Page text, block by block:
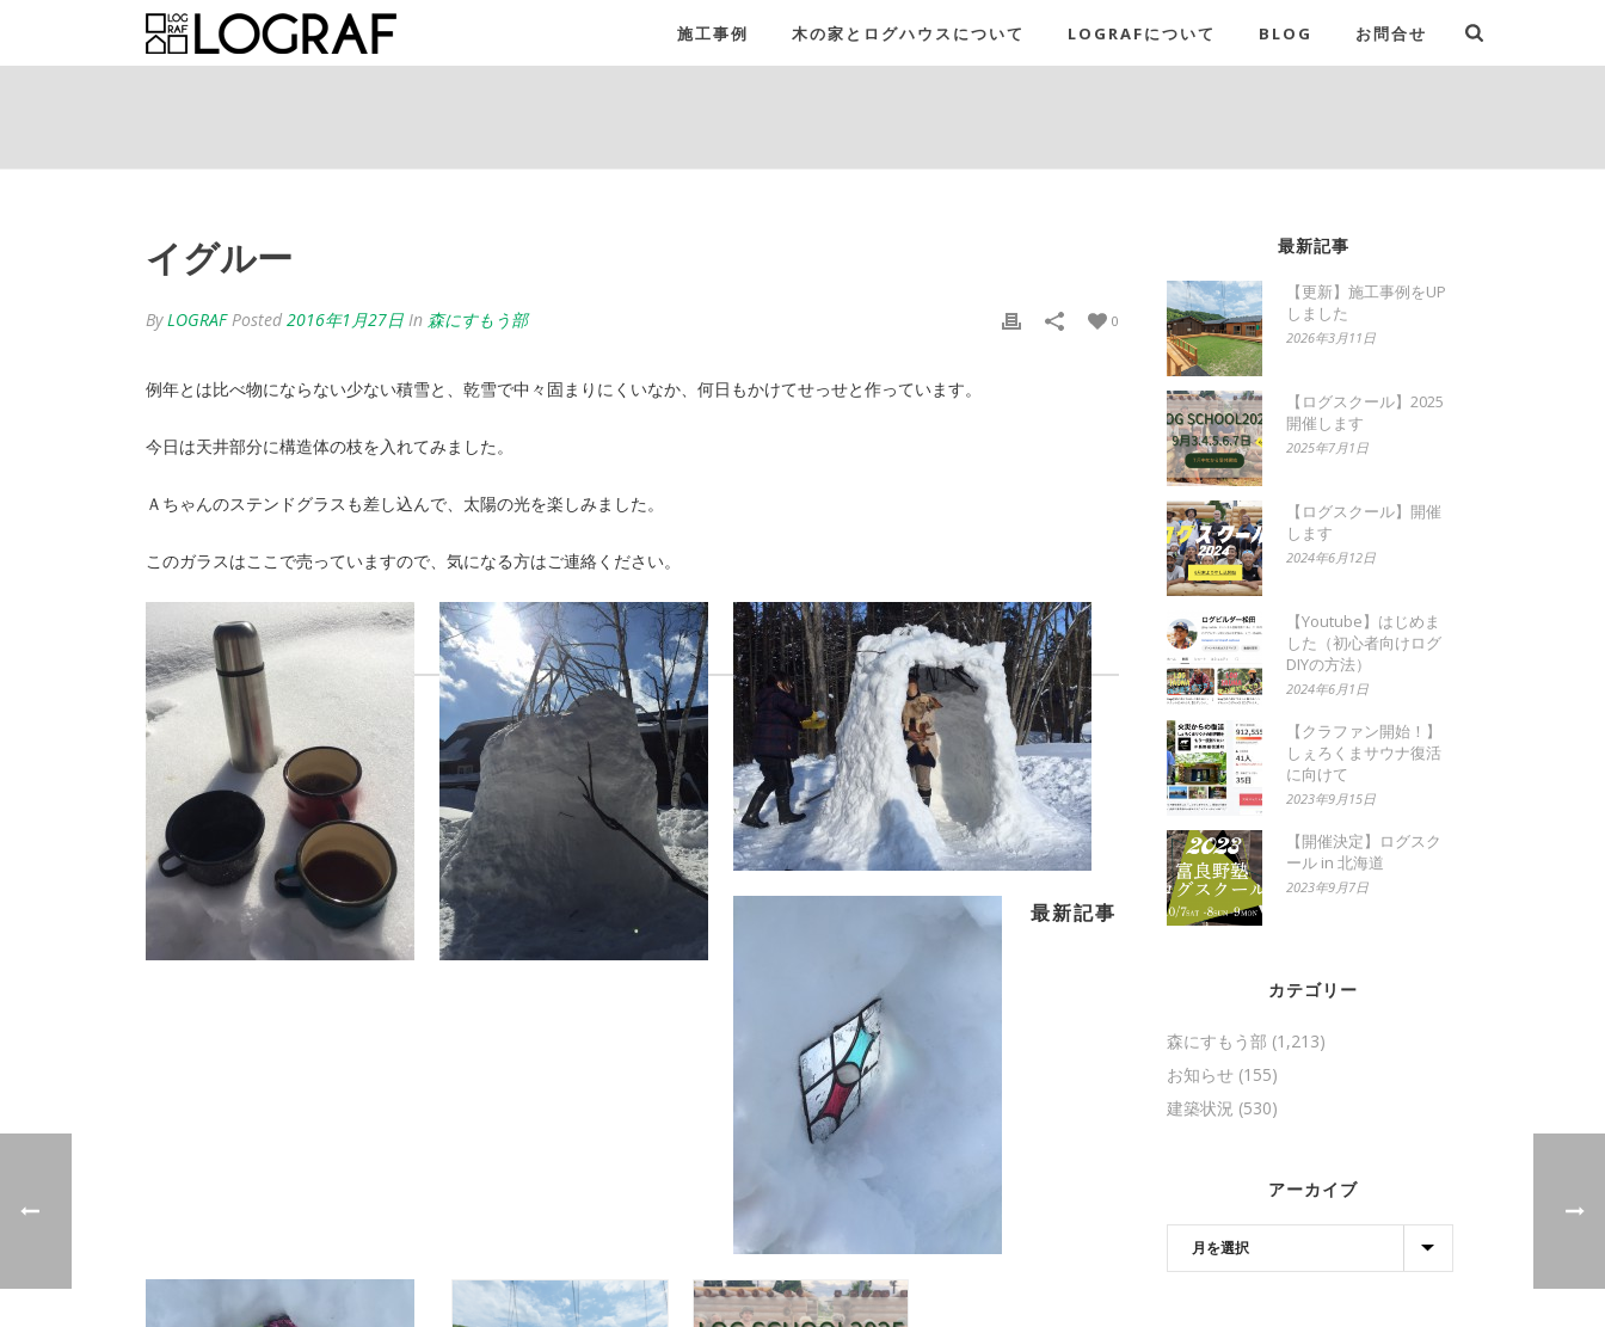
施工事例 木の家とログハウスについて LOGRAFについて BLOG お問合せ
イグルー
ByLOGRAF Posted 2016年1月27日 In 森にすもう部 0
例年とは比べ物にならない少ない積雪と、乾雪で中々固まりにくいなか、何日もかけてせっせと作っています。
今日は天井部分に構造体の枝を入れてみました。
Ａちゃんのステンドグラスも差し込んで、太陽の光を楽しみました。
このガラスはここで売っていますので、気になる方はご連絡ください。
最新記事
最新記事
【更新】施工事例をUP
しました
2026年3月11日
【ログスクール】2025
開催します
2025年7月1日
【ログスクール】開催
します
2024年6月12日
【Youtube】はじめま
した（初心者向けログ
DIYの方法）
2024年6月1日
【クラファン開始！】
しぇろくまサウナ復活
に向けて
2023年9月15日
【開催決定】ログスク
ール in 北海道
2023年9月7日
カテゴリー
森にすもう部 (1,213)
お知らせ (155)
建築状況 (530)
アーカイブ